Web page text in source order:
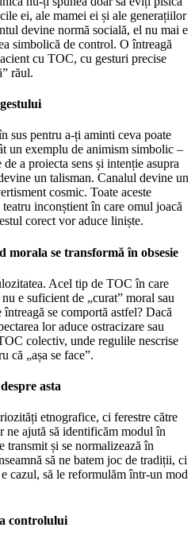
ei, ale mamei ei și ale generațiilor
devine normă socială, el nu mai e
simbolică de control. O întreagă
cu TOC, cu gesturi precise
răul.
sus pentru a-ți aminti ceva poate
un exemplu de animism simbolic –
a proiecta sens și intenție asupra
un talisman. Canalul devine un
cosmic. Toate aceste
inconștient în care omul joacă
corect vor aduce liniște.
morala se transformă în obsesie
Acel tip de TOC în care
e suficient de „curat” moral sau
se comportă astfel? Dacă
lor aduce ostracizare sau
colectiv, unde regulile nescrise
că „așa se face”.
asta
etnografice, ci ferestre către
ne ajută să identificăm modul în
transmit și se normalizează în
să ne batem joc de tradiții, ci
cazul, să le reformulăm într-un mod
controlului